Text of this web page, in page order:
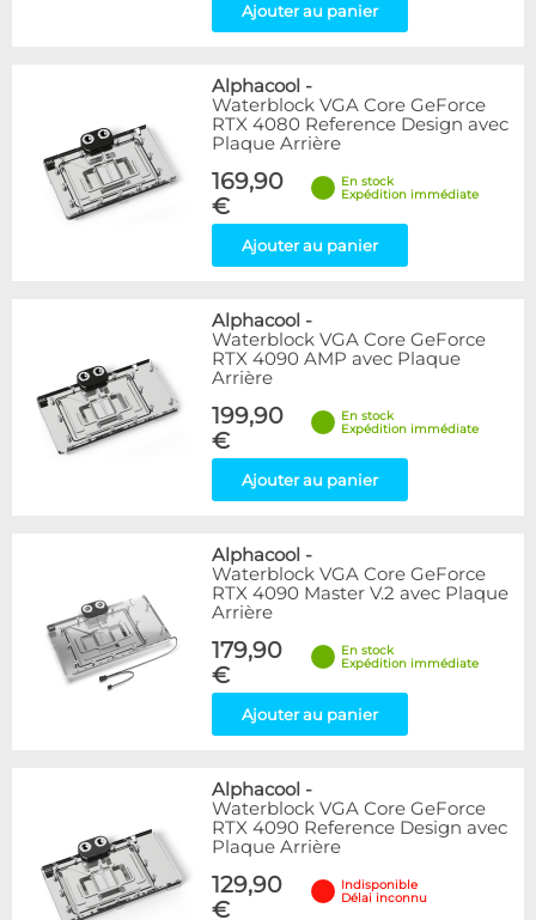
Ajouter au panier
Alphacool -
Waterblock VGA Core GeForce
RTX 4080 Reference Design avec
Plaque Arrière
169,90
€
En stock
Expédition immédiate
Ajouter au panier
Alphacool -
Waterblock VGA Core GeForce
RTX 4090 AMP avec Plaque
Arrière
199,90
€
En stock
Expédition immédiate
Ajouter au panier
Alphacool -
Waterblock VGA Core GeForce
RTX 4090 Master V.2 avec Plaque
Arrière
179,90
€
En stock
Expédition immédiate
Ajouter au panier
Alphacool -
Waterblock VGA Core GeForce
RTX 4090 Reference Design avec
Plaque Arrière
129,90
€
Indisponible
Délai inconnu